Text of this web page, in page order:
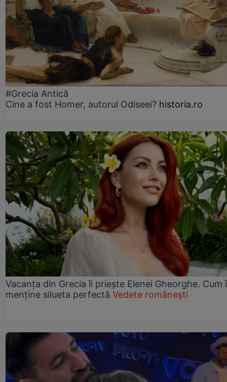
#Grecia Antică
Cine a fost Homer, autorul Odiseei? historia.ro
Vacanța din Grecia îi priește Elenei Gheorghe. Cum
menține silueta perfectă Vedete românești